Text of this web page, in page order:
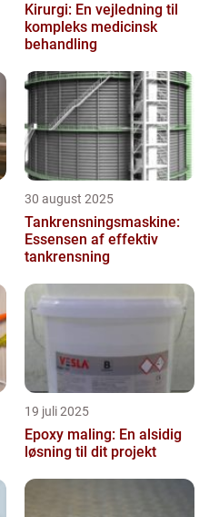
Kirurgi: En vejledning til
kompleks medicinsk
behandling
30 august 2025
Tankrensningsmaskine:
Essensen af effektiv
tankrensning
19 juli 2025
Epoxy maling: En alsidig
løsning til dit projekt